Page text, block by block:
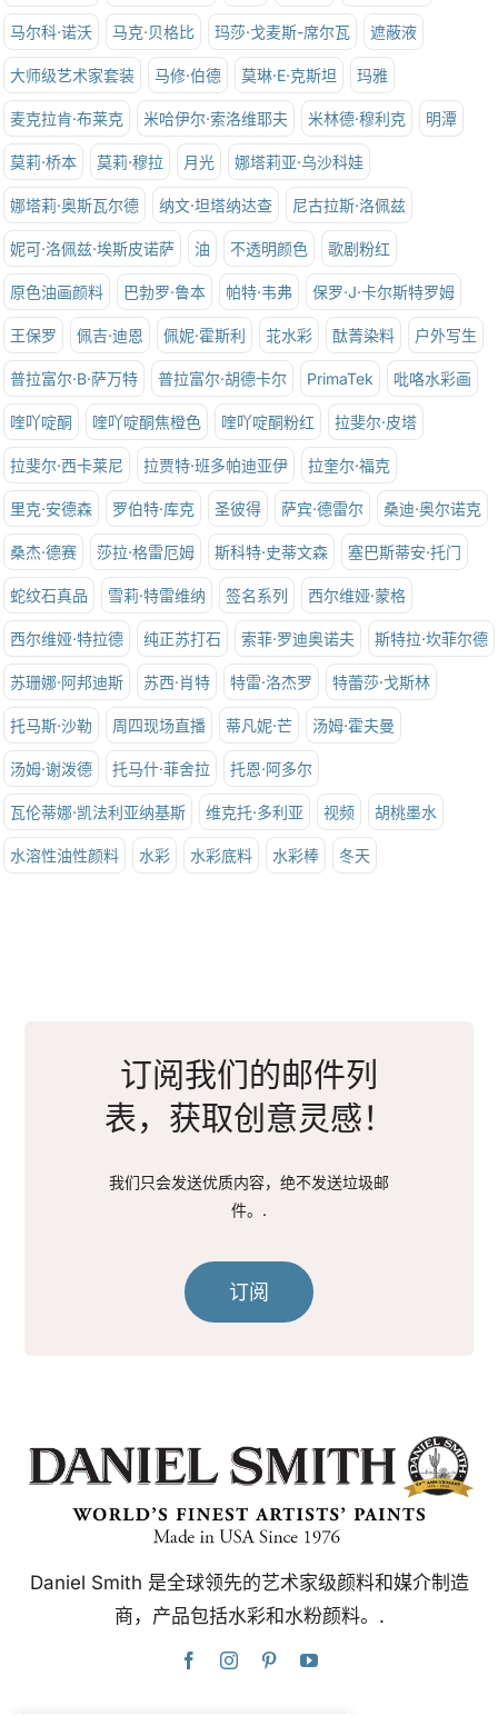
马尔科·诺沃 马克·贝格比 玛莎·戈麦斯-席尔瓦 遮蔽液
大师级艺术家套装 马修·伯德 莫琳·E·克斯坦 玛雅
麦克拉肯·布莱克 米哈伊尔·索洛维耶夫 米林德·穆利克 明潭
莫莉·桥本 莫莉·穆拉 月光 娜塔莉亚·乌沙科娃
娜塔莉·奥斯瓦尔德 纳文·坦塔纳达查 尼古拉斯·洛佩兹
妮可·洛佩兹·埃斯皮诺萨 油 不透明颜色 歌剧粉红
原色油画颜料 巴勃罗·鲁本 帕特·韦弗 保罗·J·卡尔斯特罗姆
王保罗 佩吉·迪恩 佩妮·霍斯利 苝水彩 酞菁染料 户外写生
普拉富尔·B·萨万特 普拉富尔·胡德卡尔 PrimaTek 吡咯水彩画
喹吖啶酮 喹吖啶酮焦橙色 喹吖啶酮粉红 拉斐尔·皮塔
拉斐尔·西卡莱尼 拉贾特·班多帕迪亚伊 拉奎尔·福克
里克·安德森 罗伯特·库克 圣彼得 萨宾·德雷尔 桑迪·奥尔诺克
桑杰·德赛 莎拉·格雷厄姆 斯科特·史蒂文森 塞巴斯蒂安·托门
蛇纹石真品 雪莉·特雷维纳 签名系列 西尔维娅·蒙格
西尔维娅·特拉德 纯正苏打石 索菲·罗迪奥诺夫 斯特拉·坎菲尔德
苏珊娜·阿邦迪斯 苏西·肖特 特雷·洛杰罗 特蕾莎·戈斯林
托马斯·沙勒 周四现场直播 蒂凡妮·芒 汤姆·霍夫曼
汤姆·谢泼德 托马什·菲舍拉 托恩·阿多尔
瓦伦蒂娜·凯法利亚纳基斯 维克托·多利亚 视频 胡桃墨水
水溶性油性颜料 水彩 水彩底料 水彩棒 冬天
订阅我们的邮件列
表，获取创意灵感！
我们只会发送优质内容，绝不发送垃圾邮
件。.
订阅
Daniel Smith 是全球领先的艺术家级颜料和媒介制造
商，产品包括水彩和水粉颜料。.